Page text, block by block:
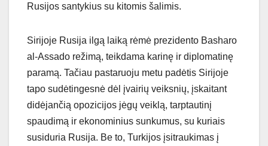
Rusijos santykius su kitomis šalimis.
Sirijoje Rusija ilgą laiką rėmė prezidento Basharo
al-Assado režimą, teikdama karinę ir diplomatinę
paramą. Tačiau pastaruoju metu padėtis Sirijoje
tapo sudėtingesnė dėl įvairių veiksnių, įskaitant
didėjančią opozicijos jėgų veiklą, tarptautinį
spaudimą ir ekonominius sunkumus, su kuriais
susiduria Rusija. Be to, Turkijos įsitraukimas į